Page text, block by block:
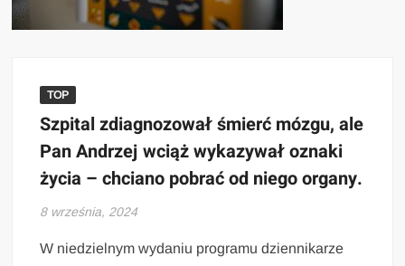
TOP
Szpital zdiagnozował śmierć mózgu, ale
Pan Andrzej wciąż wykazywał oznaki
życia – chciano pobrać od niego organy.
8 września, 2024
W niedzielnym wydaniu programu dziennikarze